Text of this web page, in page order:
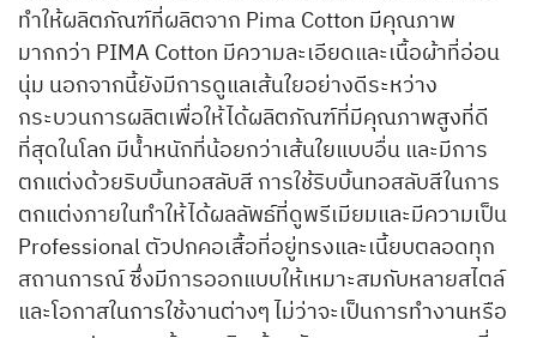
ทำให้ผลิตภัณฑ์ที่ผลิตจาก Pima Cotton มีคุณภาพ
มากกว่า PIMA Cotton มีความละเอียดและเนื้อผ้าที่อ่อน
นุ่ม นอกจากนี้ยังมีการดูแลเส้นใยอย่างดีระหว่าง
กระบวนการผลิตเพื่อให้ได้ผลิตภัณฑ์ที่มีคุณภาพสูงที่ดี
ที่สุดในโลก มีน้ำหนักที่น้อยกว่าเส้นใยแบบอื่น และมีการ
ตกแต่งด้วยริบบิ้นทอสลับสี การใช้ริบบิ้นทอสลับสีในการ
ตกแต่งภายในทำให้ได้ผลลัพธ์ที่ดูพรีเมียมและมีความเป็น
Professional ตัวปกคอเสื้อที่อยู่ทรงและเนี้ยบตลอดทุก
สถานการณ์ ซึ่งมีการออกแบบให้เหมาะสมกับหลายสไตล์
และโอกาสในการใช้งานต่างๆ ไม่ว่าจะเป็นการทำงานหรือ